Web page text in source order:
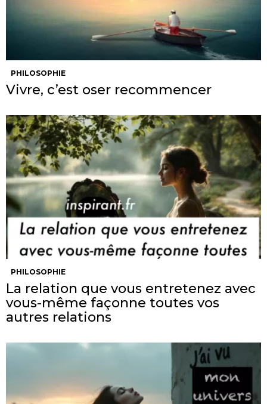
PHILOSOPHIE
Vivre, c’est oser recommencer
PHILOSOPHIE
La relation que vous entretenez avec
vous-même façonne toutes vos
autres relations